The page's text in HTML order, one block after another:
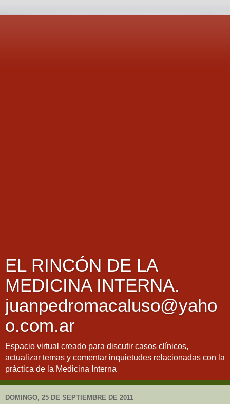
EL RINCÓN DE LA
MEDICINA INTERNA.
juanpedromacaluso@yaho
o.com.ar
Espacio virtual creado para discutir casos clínicos,
actualizar temas y comentar inquietudes relacionadas con la
práctica de la Medicina Interna
DOMINGO, 25 DE SEPTIEMBRE DE 2011